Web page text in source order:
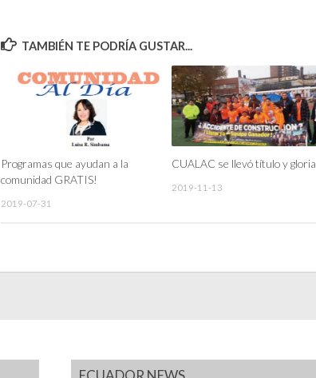
TAMBIÉN TE PODRÍA GUSTAR...
Programas que ayudan a la
comunidad GRATIS!
2019-07-31
CUALAC se llevó título y gloria
2019-11-13